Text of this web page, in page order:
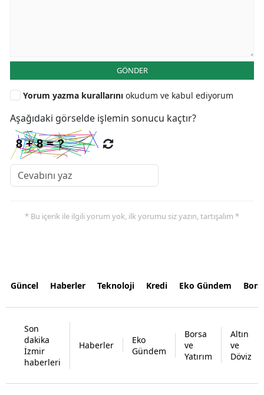
GÖNDER
Yorum yazma kurallarını okudum ve kabul ediyorum
Aşağıdaki görselde işlemin sonucu kaçtır?
* Bu içerik ile ilgili yorum yok, ilk yorumu siz yazın, tartışalım *
Güncel Haberler Teknoloji Kredi Eko Gündem
Son
dakika
İzmir
haberleri
Haberler
Eko
Gündem
Borsa
ve
Yatırım
Altın
ve
Döviz